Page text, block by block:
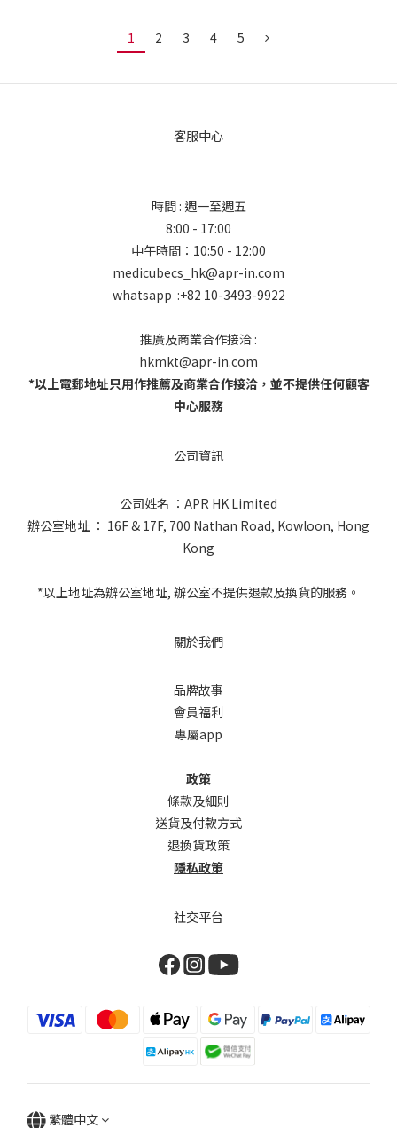
1 2 3 4 5
客服中心
時間 : 週一至週五
8:00 - 17:00
中午時間：10:50 - 12:00
medicubecs_hk@apr-in.com
whatsapp :+82 10-3493-9922
推廣及商業合作接洽 :
hkmkt@apr-in.com
*以上電郵地址只用作推薦及商業合作接洽，並不提供任何顧客
中心服務
公司資訊
公司姓名 ：APR HK Limited
辦公室地址 ： 16F & 17F, 700 Nathan Road, Kowloon, Hong
Kong
*以上地址為辦公室地址, 辦公室不提供退款及換貨的服務。
關於我們
品牌故事
會員福利
專屬app
政策
條款及細則
送貨及付款方式
退換貨政策
隱私政策
社交平台
繁體中文